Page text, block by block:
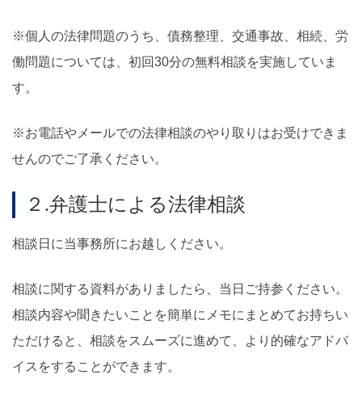
※個人の法律問題のうち、債務整理、交通事故、相続、労
働問題については、初回30分の無料相談を実施していま
す。
※お電話やメールでの法律相談のやり取りはお受けできま
せんのでご了承ください。
２.弁護士による法律相談
相談日に当事務所にお越しください。
相談に関する資料がありましたら、当日ご持参ください。
相談内容や聞きたいことを簡単にメモにまとめてお持ちい
ただけると、相談をスムーズに進めて、より的確なアドバ
イスをすることができます。